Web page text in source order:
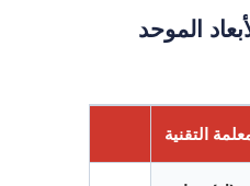
الأبعاد الموحد
التقنية